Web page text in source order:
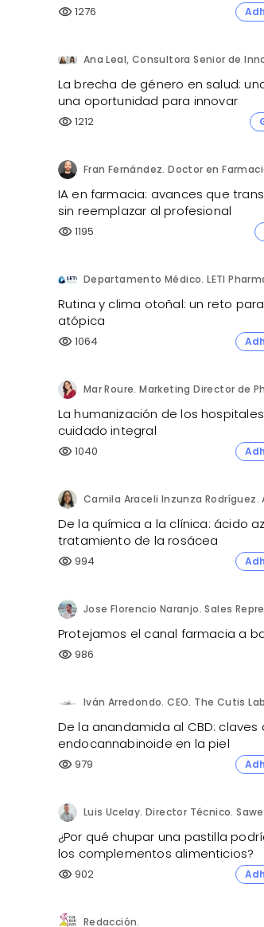
visibility 1276
La brecha de género en salud:
una oportunidad para innovar
visibility 1212
IA en farmacia: avances que
sin reemplazar al profesional
visibility 1195
Departamento Médico. LETI
Rutina y clima otoñal: un reto
atópica
visibility 1064
La humanización de los
cuidado integral
visibility 1040
De la química a la clínica: ácido
tratamiento de la rosácea
visibility 994
Protejamos el canal farmacia a
visibility 986
Iván Arredondo. CEO. The Cutis
De la anandamida al CBD: claves
endocannabinoide en la piel
visibility 979
Luis Ucelay. Director Técnico.
¿Por qué chupar una pastilla
los complementos alimenticios?
visibility 902
Redacción.